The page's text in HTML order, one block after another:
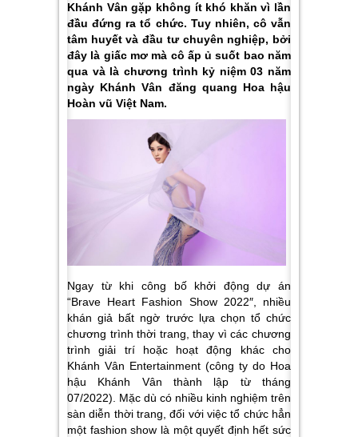
Khánh Vân gặp không ít khó khăn vì lần
đầu đứng ra tổ chức. Tuy nhiên, cô vẫn
tâm huyết và đầu tư chuyên nghiệp, bởi
đây là giấc mơ mà cô ấp ủ suốt bao năm
qua và là chương trình kỷ niệm 03 năm
ngày Khánh Vân đăng quang Hoa hậu
Hoàn vũ Việt Nam.
Ngay từ khi công bố khởi động dự án
“Brave Heart Fashion Show 2022″, nhiều
khán giả bất ngờ trước lựa chọn tổ chức
chương trình thời trang, thay vì các chương
trình giải trí hoặc hoạt động khác cho
Khánh Vân Entertainment (công ty do Hoa
hậu Khánh Vân thành lập từ tháng
07/2022). Mặc dù có nhiều kinh nghiệm trên
sàn diễn thời trang, đối với việc tổ chức hẳn
một fashion show là một quyết định hết sức